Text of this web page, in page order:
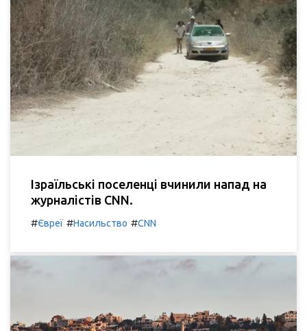
Ізраїльські поселенці вчинили напад на
журналістів CNN.
#Євреї #Насильство #CNN